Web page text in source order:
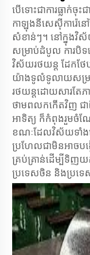
បើទោះជាការធ្លាក់
កាឡុងនីសេស៊ីការ៉េនៅ
សំខាន់ៗ។ នៅក្នុងវិ
សម្រាប់​ដំបូល ការបិ
វិស័យរថយន្ត ដែកថែ
យ៉ាងទូលំទូលាយសម្រា
រថយន្ត​ដោយសារតែ​ភ
ថាមពលកកើតវិញ ជ
អាទិត្យ ក៏កំពុងរួមចំ
ខណៈ​ដែល​វិស័យ​ទាំង​នេ
ប្រហែល​ជា​មិនអាចបង្
គ្រប់គ្រាន់​ដើម្បី​ទិញ
ប្រទេសចិន និង​ប្រទ